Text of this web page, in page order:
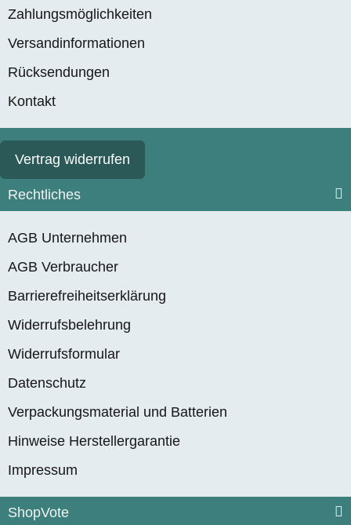
Zahlungsmöglichkeiten
Versandinformationen
Rücksendungen
Kontakt
Vertrag widerrufen
Rechtliches
AGB Unternehmen
AGB Verbraucher
Barrierefreiheitserklärung
Widerrufsbelehrung
Widerrufsformular
Datenschutz
Verpackungsmaterial und Batterien
Hinweise Herstellergarantie
Impressum
ShopVote